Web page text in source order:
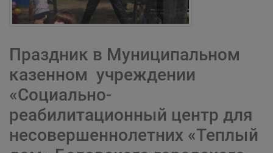
Праздник в Муниципальном
казенном учреждении
«Социально-
реабилитационный центр для
несовершеннолетних «Теплый